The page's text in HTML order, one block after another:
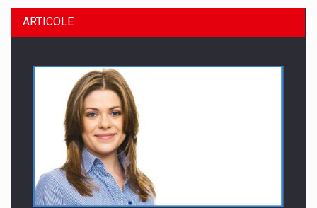
CEO Conference - Shaping The Future - Technology and…
ARTICOLE